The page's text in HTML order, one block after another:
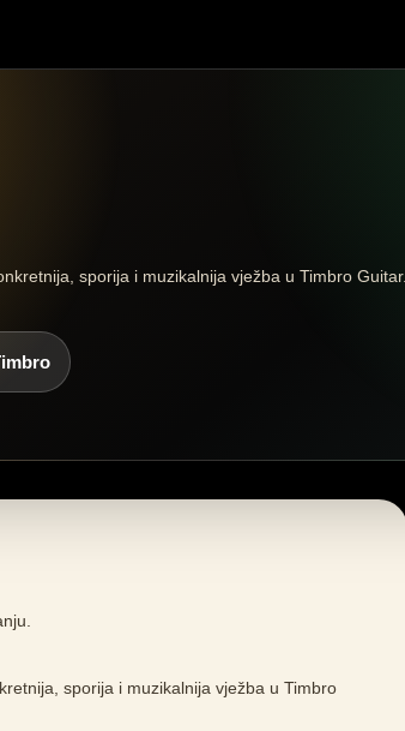
sporija i muzikalnija vježba u Timbro Guitar.
sporija i muzikalnija vježba u Timbro